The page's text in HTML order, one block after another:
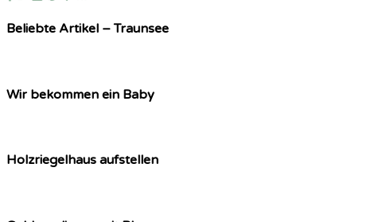
Beliebte Artikel – Traunsee
Wir bekommen ein Baby
Holzriegelhaus aufstellen